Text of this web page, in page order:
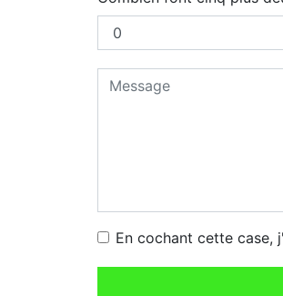
En cochant cette case,